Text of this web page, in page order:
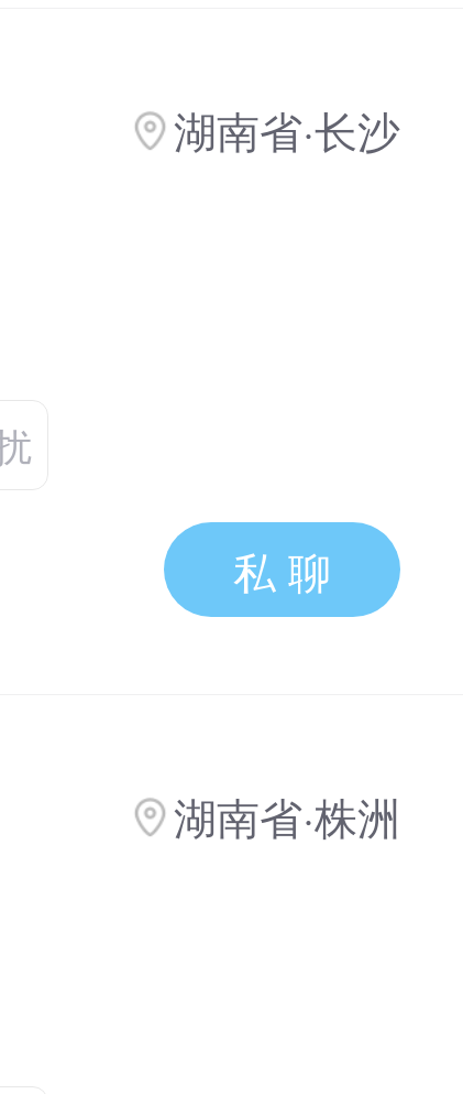
湖南省·长沙
私 聊
湖南省·株洲